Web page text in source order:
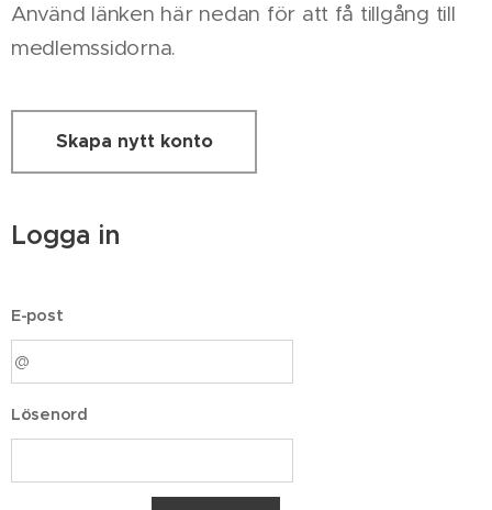
Använd länken här nedan för att få tillgång till
medlemssidorna.
Skapa nytt konto
Logga in
E-post
Lösenord